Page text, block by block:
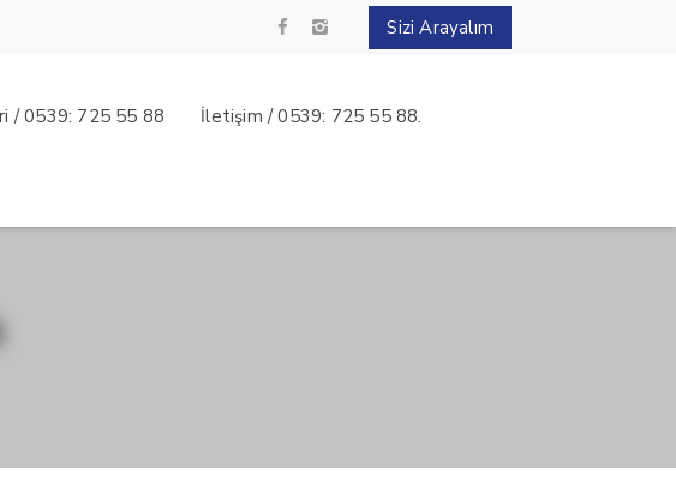
Sizi Arayalım
/ 0539: 725 55 88 İletişim / 0539: 725 55 88.